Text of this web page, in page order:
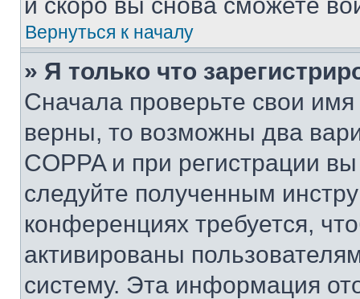
Вернуться к началу
» Я только что
Сначала проверьте свои
верны, то возможны два
COPPA и при регистрации
следуйте полученным
конференциях требуется,
активированы
систему. Эта информация